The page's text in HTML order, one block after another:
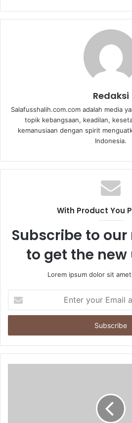
Redaksi
Salafusshalih.com.com adalah media
topik kebangsaan, keadilan,
kemanusiaan dengan spirit
Indonesia.
With Product You
Subscribe to
to get the
Lorem ipsum dolor sit
t
r
y